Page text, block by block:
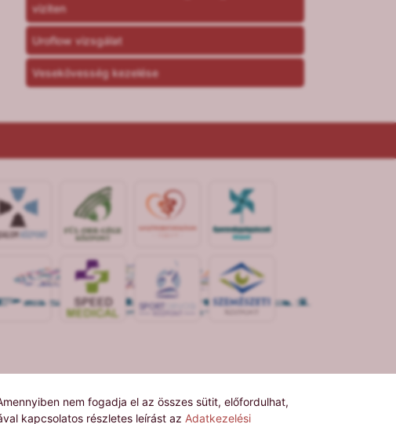
nem fogadja el az összes sütit, előfordulhat,
kapcsolatos részletes leírást az Adatkezelési
viziten
Uroflow vizsgálat
Vesekövesség kezelése
SPORT